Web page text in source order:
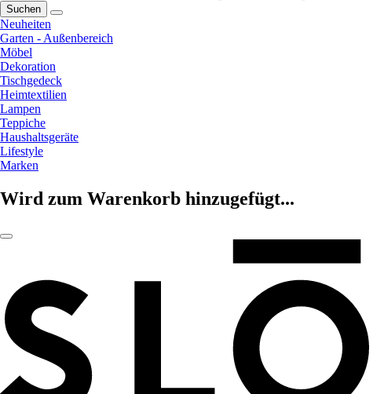
Suchen
Neuheiten
Garten - Außenbereich
Möbel
Dekoration
Tischgedeck
Heimtextilien
Lampen
Teppiche
Haushaltsgeräte
Lifestyle
Marken
Wird zum Warenkorb hinzugefügt...